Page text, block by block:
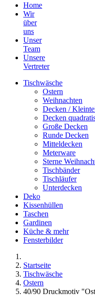
Home
Wir
über
uns
Unser
Team
Unsere
Vertreter
Tischwäsche
Ostern
Weihnachten
Decken /
Decken
Große Decken
Runde Decken
Mitteldecken
Meterware
Sterne
Tischbänder
Tischläufer
Unterdecken
Deko
Kissenhüllen
Taschen
Gardinen
Küche & mehr
Fensterbilder
Startseite
Tischwäsche
Ostern
40/90 Druckmotiv